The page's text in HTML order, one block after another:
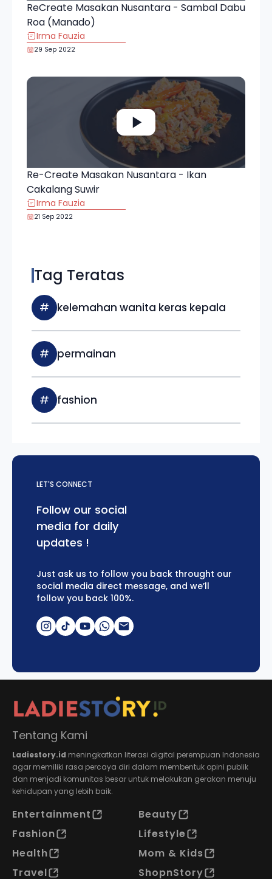
ReCreate Masakan Nusantara - Sambal Dabu
Roa (Manado)
Irma Fauzia
29 Sep 2022
Re-Create Masakan Nusantara - Ikan
Cakalang Suwir
Irma Fauzia
21 Sep 2022
Tag Teratas
# kelemahan wanita keras kepala
# permainan
# fashion
LET'S CONNECT
Follow our social
media for daily
updates !
Just ask us to follow you back throught our
social media direct message, and we’ll
follow you back 100%.
Tentang Kami
Ladiestory.id meningkatkan literasi digital perempuan Indonesia
agar memiliki rasa percaya diri dalam membentuk opini publik
dan menjadi komunitas besar untuk melakukan gerakan menuju
kehidupan yang lebih baik.
Entertainment
Beauty
Fashion
Lifestyle
Health
Mom & Kids
Travel
ShopnStory